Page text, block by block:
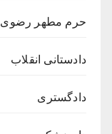
حرم مطهر رضوی
دادستانی انقلاب
دادگستری